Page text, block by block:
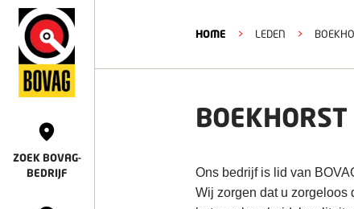
ZOEK BOVAG-
BEDRIJF
HOME > LEDEN >
Ons bedrijf is lid van
Wij zorgen dat u zorgeloos